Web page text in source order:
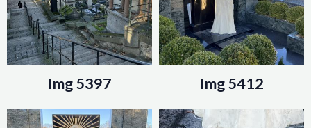
Img 5397 Img 5412